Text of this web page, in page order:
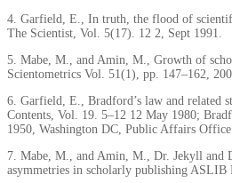
4. Garfield, E., In truth, the flood of
The Scientist, Vol. 5(17). 12 2, Sept 1991.
5. Mabe, M., and Amin, M., Growth of
Scientometrics Vol. 51(1), pp. 147–162,
6. Garfield, E., Bradford’s law and related
Contents, Vol. 19. 5–12 12 May 1980;
1950, Washington DC, Public Affairs Office.
7. Mabe, M., and Amin, M., Dr. Jekyll and
asymmetries in scholarly publishing